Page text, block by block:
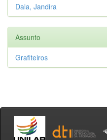
Dala, Jandira
Assunto
Grafiteiros